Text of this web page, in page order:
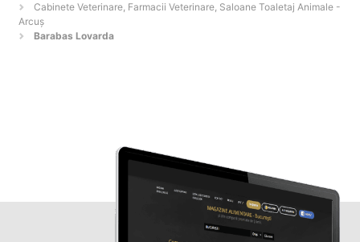
Cabinete Veterinare, Farmacii Veterinare, Saloane Toaletaj Animale -
Arcuş
Barabas Lovarda